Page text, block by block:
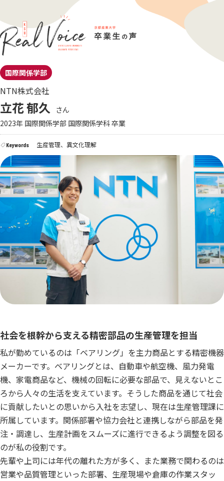
国際関係学部
NTN株式会社
立花 郁久
さん
2023年 国際関係学部 国際関係学科 卒業
Keywords 生産管理、異文化理解
社会を根幹から支える精密部品の生産管理を担当
私が勤めているのは「ベアリング」を主力商品とする精密機器
メーカーです。ベアリングとは、自動車や航空機、風力発電
機、家電商品など、機械の回転に必要な部品で、見えないとこ
ろから人々の生活を支えています。そうした商品を通じて社会
に貢献したいとの思いから入社を志望し、現在は生産管理課に
所属しています。関係部署や協力会社と連携しながら部品を発
注・調達し、生産計画をスムーズに進行できるよう調整を図る
のが私の役割です。
先輩や上司には年代の離れた方が多く、また業務で関わるのは
営業や品質管理といった部署、生産現場や倉庫の作業スタッ